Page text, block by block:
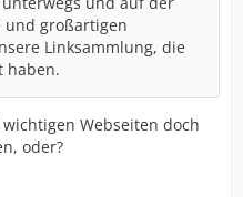
und großartigen
Linksammlung, die
haben.
Webseiten doch
oder?